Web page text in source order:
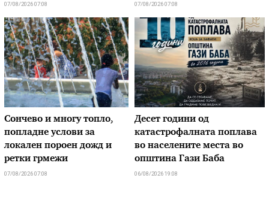
07/08/2026 07:08 07/08/2026 07:08
Сончево и многу топло,
попладне услови за
локален пороен дожд и
ретки грмежи
07/08/2026 07:08
Десет години од
катастрофалната поплава
во населените места во
општина Гази Баба
06/08/2026 19:08